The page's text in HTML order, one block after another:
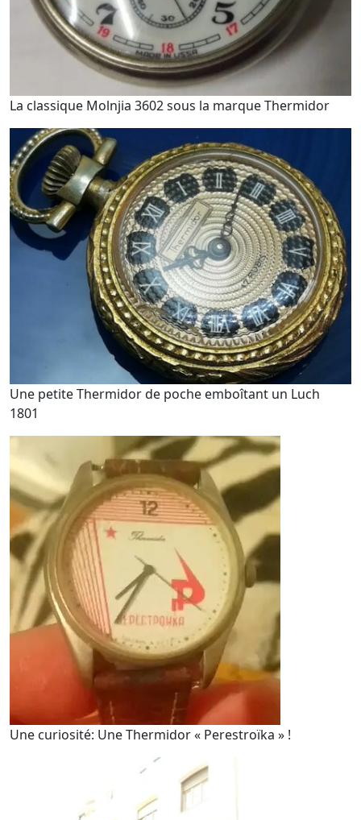
La classique Molnjia 3602 sous la marque Thermidor
Une petite Thermidor de poche emboîtant un Luch
1801
Une curiosité: Une Thermidor « Perestroïka » !